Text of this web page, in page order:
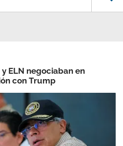
ELN negociaban en
con Trump